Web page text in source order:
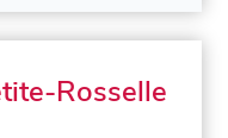
Rosselle